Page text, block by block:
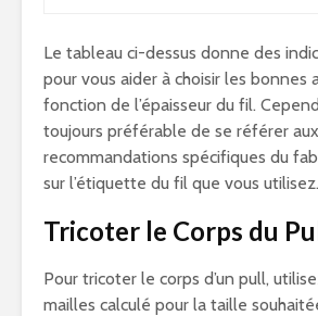
Le tableau ci-dessus donne des
pour vous aider à choisir les bonnes
fonction de l’épaisseur du fil.
toujours préférable de se référer aux
recommandations spécifiques du
sur l’étiquette du fil que vous utilisez.
Tricoter le Corps du
Pour tricoter le corps d’un pull,
mailles calculé pour la taille